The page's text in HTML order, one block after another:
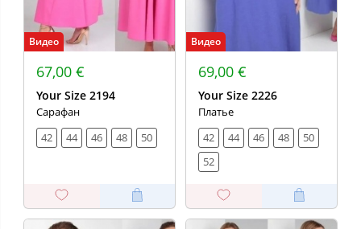
Видео
67,00 €
Your Size 2194
Сарафан
42
44 46 48 50
Видео
69,00 €
Your Size 2226
Платье
42
44 46 48
50
52